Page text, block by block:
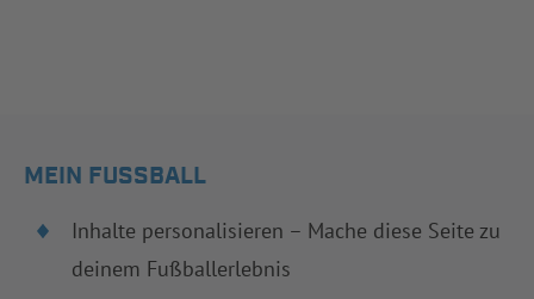
MEIN FUSSBALL
Inhalte personalisieren – Mache diese Seite zu
deinem Fußballerlebnis